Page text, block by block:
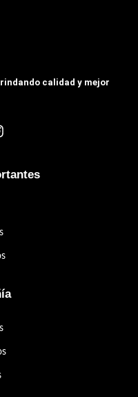
calidad y mejor